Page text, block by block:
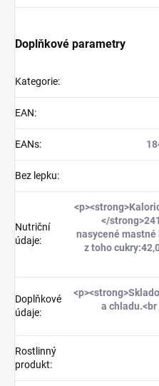
Doplňkové parametry
Kategorie:
EAN:
EANs:
Bez lepku:
Nutriční
údaje:
</
nasycené
z toho
Doplňkové
údaje:
a
Rostlinný
produkt: